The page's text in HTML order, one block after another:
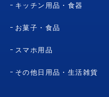
キッチン用品・食器
お菓子・食品
スマホ用品
その他日用品・生活雑貨